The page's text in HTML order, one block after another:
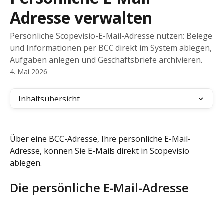
Adresse verwalten
Persönliche Scopevisio-E-Mail-Adresse nutzen: Belege
und Informationen per BCC direkt im System ablegen,
Aufgaben anlegen und Geschäftsbriefe archivieren.
4. Mai 2026
Inhaltsübersicht
Über eine BCC-Adresse, Ihre persönliche E-Mail-
Adresse, können Sie E-Mails direkt in Scopevisio
ablegen.
Die persönliche E-Mail-Adresse